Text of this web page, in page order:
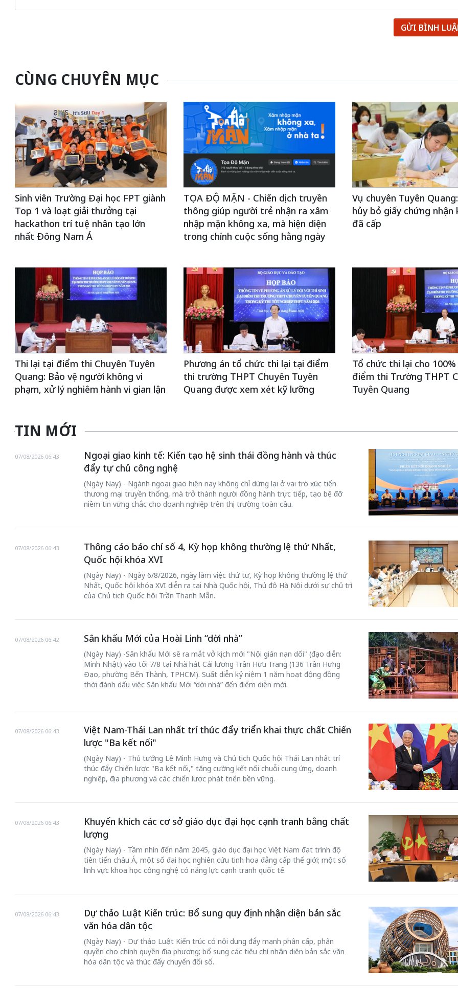
GỬI BÌNH
CÙNG CHUYÊN MỤC
Sinh viên Trường Đại học FPT giành
Top 1 và loạt giải thưởng tại
hackathon trí tuệ nhân tạo lớn
nhất Đông Nam Á
TỌA ĐỘ MẶN - Chiến dịch truyền
thông giúp người trẻ nhận ra xâm
nhập mặn không xa, mà hiện diện
trong chính cuộc sống hằng ngày
Vụ chuyên Tuyên
hủy bỏ giấy chứng
đã cấp
Thi lại tại điểm thi Chuyên Tuyên
Quang: Bảo vệ người không vi
phạm, xử lý nghiêm hành vi gian lận
Phương án tổ chức thi lại tại điểm
thi trường THPT Chuyên Tuyên
Quang được xem xét kỹ lưỡng
Tổ chức thi lại cho
điểm thi Trường THPT
Tuyên Quang
TIN MỚI
Ngoại giao kinh tế: Kiến tạo hệ sinh thái đồng hành và thúc
đẩy tự chủ công nghệ
07/08/2026 06:43
(Ngày Nay) - Ngành ngoại giao hiện nay không chỉ dừng lại ở vai trò xúc tiến
thương mại truyền thống, mà trở thành người đồng hành trực tiếp, tạo bệ đỡ
niềm tin vững chắc cho doanh nghiệp trên thị trường toàn cầu.
Thông cáo báo chí số 4, Kỳ họp không thường lệ thứ Nhất,
Quốc hội khóa XVI
07/08/2026 06:43
(Ngày Nay) - Ngày 6/8/2026, ngày làm việc thứ tư, Kỳ họp không thường lệ thứ
Nhất, Quốc hội khóa XVI diễn ra tại Nhà Quốc hội, Thủ đô Hà Nội dưới sự chủ trì
của Chủ tịch Quốc hội Trần Thanh Mẫn.
Sân khấu Mới của Hoài Linh “dời nhà”
07/08/2026 06:42
(Ngày Nay) -Sân khấu Mới sẽ ra mắt vở kịch mới "Nội gián nạn dối" (đạo diễn:
Minh Nhật) vào tối 7/8 tại Nhà hát Cải lương Trần Hữu Trang (136 Trần Hưng
Đạo, phường Bến Thành, TPHCM). Suất diễn kỷ niệm 1 năm hoạt động đồng
thời đánh dấu việc Sân khấu Mới “dời nhà” đến điểm diễn mới.
Việt Nam-Thái Lan nhất trí thúc đẩy triển khai thực chất Chiến
lược "Ba kết nối"
07/08/2026 06:43
(Ngày Nay) - Thủ tướng Lê Minh Hưng và Chủ tịch Quốc hội Thái Lan nhất trí
thúc đẩy Chiến lược "Ba kết nối," tăng cường kết nối chuỗi cung ứng, doanh
nghiệp, địa phương và các chiến lược phát triển bền vững.
Khuyến khích các cơ sở giáo dục đại học cạnh tranh bằng chất
lượng
07/08/2026 06:43
(Ngày Nay) - Tầm nhìn đến năm 2045, giáo dục đại học Việt Nam đạt trình độ
tiên tiến châu Á, một số đại học nghiên cứu tinh hoa đẳng cấp thế giới; một số
lĩnh vực khoa học công nghệ có năng lực cạnh tranh quốc tế.
Dự thảo Luật Kiến trúc: Bổ sung quy định nhận diện bản sắc
văn hóa dân tộc
07/08/2026 06:43
(Ngày Nay) - Dự thảo Luật Kiến trúc có nội dung đẩy mạnh phân cấp, phân
quyền cho chính quyền địa phương; bổ sung các tiêu chí nhận diện bản sắc văn
hóa dân tộc và thúc đẩy chuyển đổi số.